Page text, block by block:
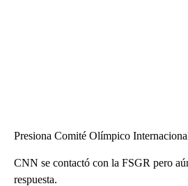
Presiona Comité Olímpico
CNN se contactó con la FSGR pero
respuesta.